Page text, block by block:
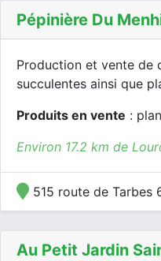
Pépinière Du
Production et vente de
succulentes ainsi que
Produits en vente :
Environ 17.2 km de
515 route de Tarbes
Au Petit Jardin